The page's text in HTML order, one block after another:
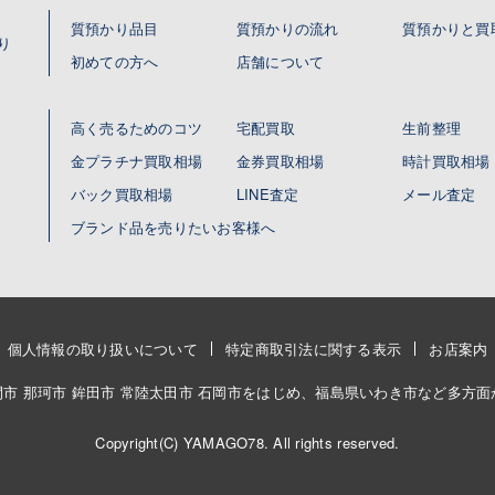
質預かり品目 質預かりの流れ
質預かりと買
初めての方へ
店舗について
高く売るためのコツ 宅配買取
生前整理
金プラチナ買取相場
金券買取相場
時計買取相場
バック買取相場
LINE査定
メール査定
ブランド品を売りたいお客様へ
個人情報の取り扱いについて 特定商取引法に関する表示 お店案内
那珂市 鉾田市 常陸太田市 石岡市をはじめ、福島県いわき市など多方
Copyright(C) YAMAGO78. All rights reserved.